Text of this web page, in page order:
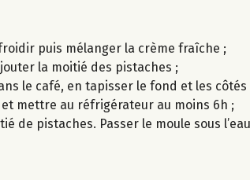
puis mélanger la crème fraîche ;
la moitié des pistaches ;
le café, en tapisser le fond et les
mettre au réfrigérateur au moins 6h ;
de pistaches. Passer le moule sous